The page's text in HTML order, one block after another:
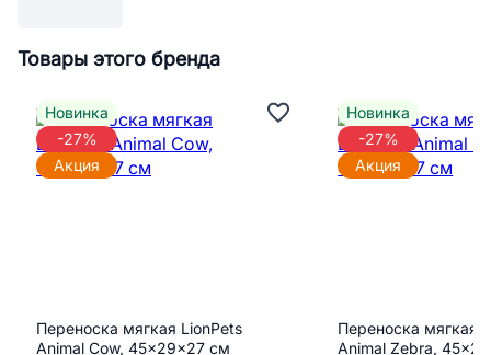
Товары этого бренда
Переноска мягкая LionPets
Animal Cow, 45x29x27 см
Новинка
-27%
Акция
Переноска мягкая
Animal Zebra,
Новинка
-27%
Акция